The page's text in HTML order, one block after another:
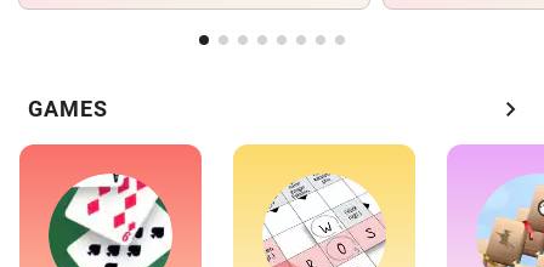
GAMES chevron_right